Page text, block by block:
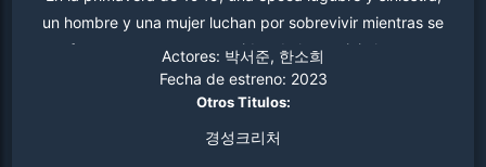
un hombre y una mujer luchan por sobrevivir mientras se
enfrentan a monstruos nacidos de la avaricia humana.
Actores: 박서준, 한소희
Fecha de estreno: 2023
Otros Titulos:
경성크리처